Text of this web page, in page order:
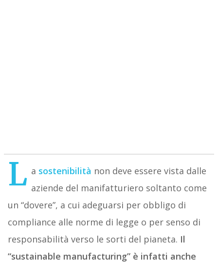
L a sostenibilità non deve essere vista dalle
aziende del manifatturiero soltanto come
un “dovere”, a cui adeguarsi per obbligo di
compliance alle norme di legge o per senso di
responsabilità verso le sorti del pianeta. Il
“sustainable manufacturing” è infatti anche